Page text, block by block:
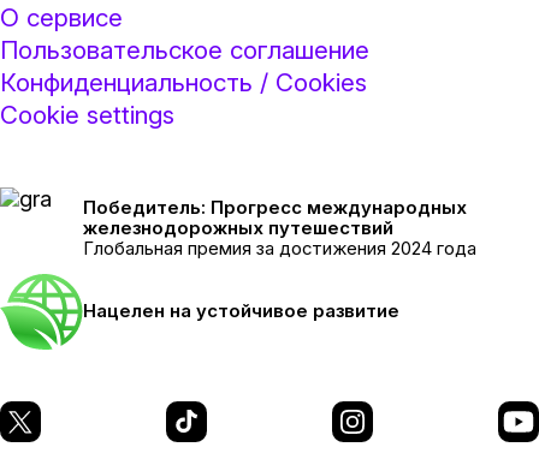
О сервисе
Пользовательское соглашение
Конфиденциальность / Cookies
Cookie settings
Победитель: Прогресс международных
железнодорожных путешествий
Глобальная премия за достижения 2024 года
Нацелен на устойчивое развитие